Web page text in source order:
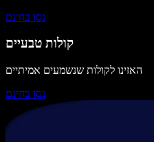
נסו בחינם
קולות טבעיים
האזינו לקולות שנשמעים אמיתיים
נסו בחינם